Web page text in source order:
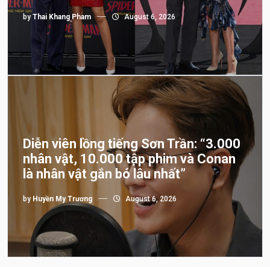
by Thai Khang Pham August 6, 2026
Diễn viên lồng tiếng Sơn Trần: “3.000
nhân vật, 10.000 tập phim và Conan
là nhân vật gắn bó lâu nhất”
by Huyền My Trương August 6, 2026